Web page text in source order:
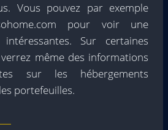
Vous pouvez par exemple
pour voir une
intéressantes. Sur certaines
même des informations
sur les hébergements
portefeuilles.